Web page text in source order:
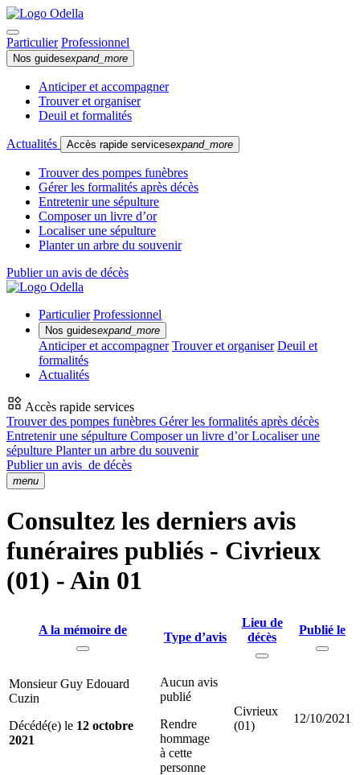
Particulier Professionnel
Nos guidesexpand_more
Anticiper et accompagner
Trouver et organiser
Deuil et formalités
Actualités Accès rapide servicesexpand_more
Trouver des pompes funèbres
Gérer les formalités après décès
Entretenir une sépulture
Composer un livre d’or
Localiser une sépulture
Planter un arbre du souvenir
Publier un avis de décès
Particulier Professionnel
Nos guidesexpand_more
Anticiper et accompagner Trouver et organiser Deuil et
formalités
Actualités
Accès rapide services
Trouver des pompes funèbres Gérer les formalités après décès
Entretenir une sépulture Composer un livre d’orLocaliser une
sépulture Planter un arbre du souvenir
Publier un avis de décès
menu
Consultez les derniers avis
funéraires publiés - Civrieux
(01) - Ain 01
A la mémoire de
Type d’avis
Lieu de
décès
Publié le
Monsieur Guy Edouard
Cuzin
Décédé(e) le 12 octobre
2021
Aucun avis
publié
Rendre
hommage
à cette
personne
Civrieux
(01)
12/10/2021